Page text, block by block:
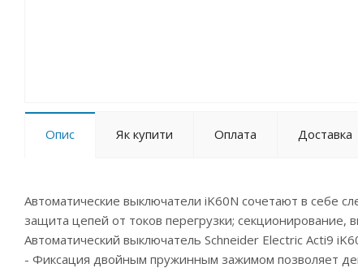
Опис Як купити Оплата Доставка
Автоматические выключатели iK60N сочетают в себе
защита цепей от токов перегрузки; секционирование,
Автоматический выключатель Schneider Electric Acti9
- Фиксация двойным пружинным зажимом позволяет